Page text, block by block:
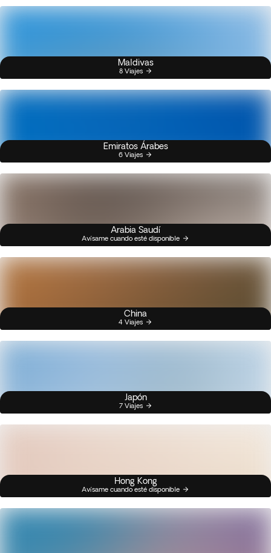
Maldivas
8 Viajes
Emiratos Árabes
6 Viajes
Arabia Saudí
Avísame cuando esté disponible
China
4 Viajes
Japón
7 Viajes
Hong Kong
Avísame cuando esté disponible